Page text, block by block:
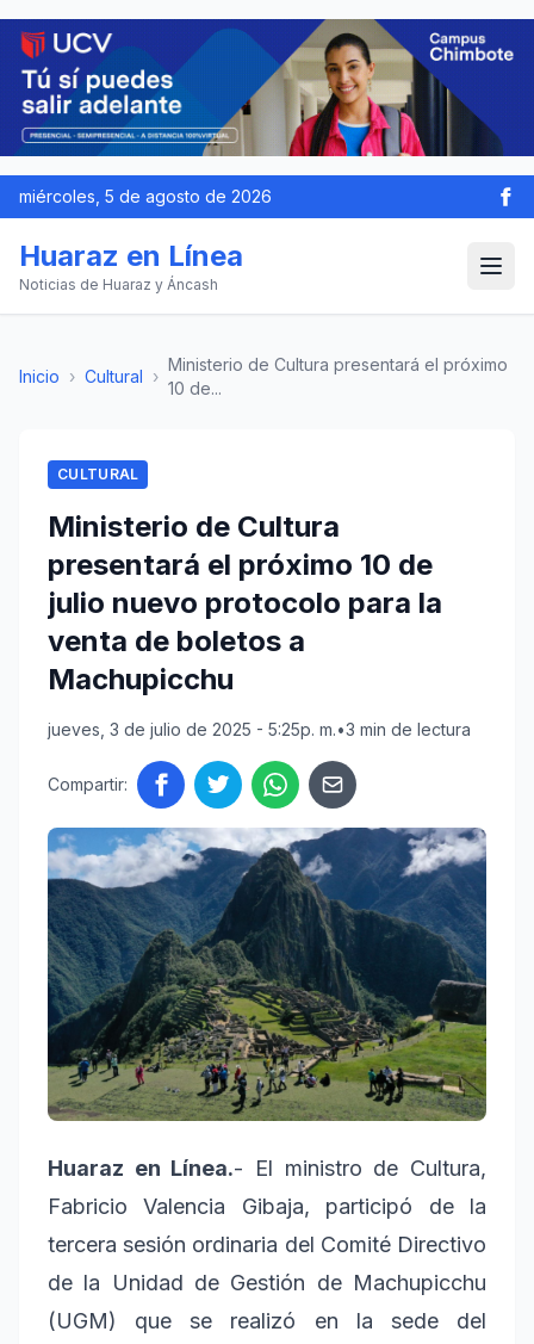
miércoles, 5 de agosto de 2026
Huaraz en Línea
Noticias de Huaraz y Áncash
Inicio › Cultural ›
Ministerio de Cultura presentará el próximo
10 de...
CULTURAL
Ministerio de Cultura
presentará el próximo 10 de
julio nuevo protocolo para la
venta de boletos a
Machupicchu
jueves, 3 de julio de 2025 - 5:25p. m.•3 min de lectura
Compartir:
Huaraz en Línea.- El ministro de Cultura,
Fabricio Valencia Gibaja, participó de la
tercera sesión ordinaria del Comité Directivo
de la Unidad de Gestión de Machupicchu
(UGM) que se realizó en la sede del